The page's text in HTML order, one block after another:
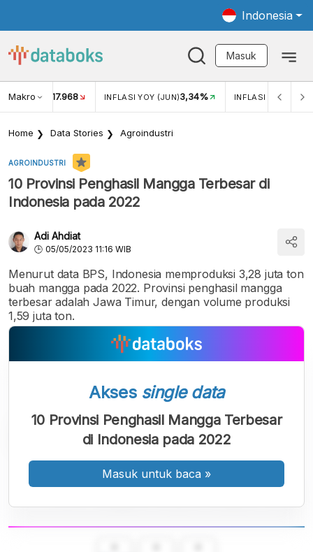
Indonesia
Masuk
Makro
USD/IDR 17.968 INFLASI YOY (JUN)3,34% INFLASI MOM
Home Data Stories Agroindustri
AGROINDUSTRI
10 Provinsi Penghasil Mangga Terbesar di
Indonesia pada 2022
Adi Ahdiat
05/05/2023 11:16 WIB
Menurut data BPS, Indonesia memproduksi 3,28 juta ton
buah mangga pada 2022. Provinsi penghasil mangga
terbesar adalah Jawa Timur, dengan volume produksi
1,59 juta ton.
Akses single data
10 Provinsi Penghasil Mangga Terbesar
di Indonesia pada 2022
Masuk untuk baca »